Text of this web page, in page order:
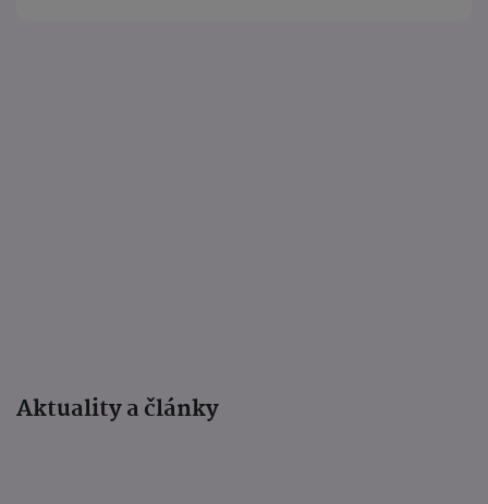
Aktuality a články